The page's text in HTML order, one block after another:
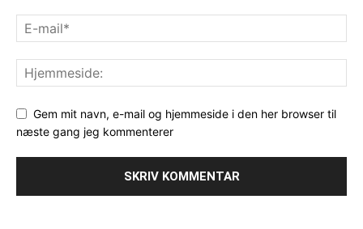
Gem mit navn, e-mail og hjemmeside i den her browser til
næste gang jeg kommenterer